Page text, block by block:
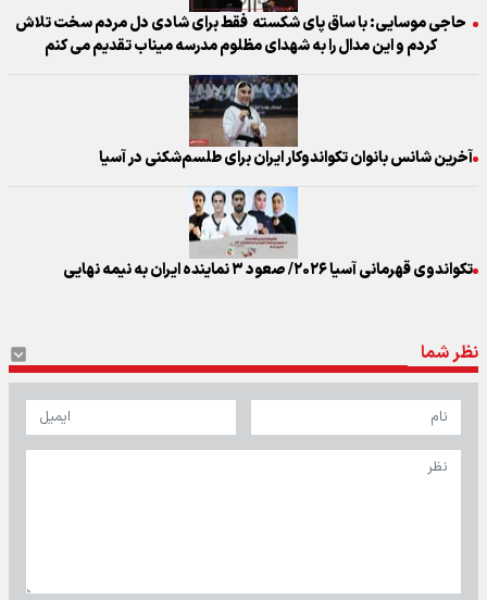
حاجی موسایی: با ساق پای شکسته فقط برای شادی دل مردم سخت تلاش
کردم و این مدال را به شهدای مظلوم مدرسه میناب تقدیم می کنم
آخرین شانس بانوان تکواندوکار ایران برای طلسم‌شکنی در آسیا
تکواندوی قهرمانی آسیا ۲۰۲۶/ صعود ۳ نماینده ایران به نیمه نهایی
نظر شما